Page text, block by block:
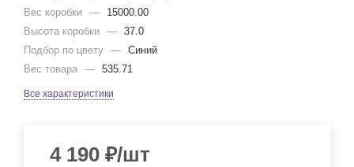
Вес коробки —
15000.00
Высота коробки — 37.0
Подбор по цвету — Синий
Вес товара — 535.71
Все характеристики
4 190 ₽/шт